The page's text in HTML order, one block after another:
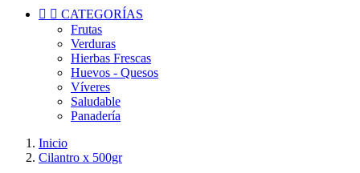
  CATEGORÍAS
Frutas
Verduras
Hierbas Frescas
Huevos - Quesos
Víveres
Saludable
Panadería
Inicio
Cilantro x 500gr